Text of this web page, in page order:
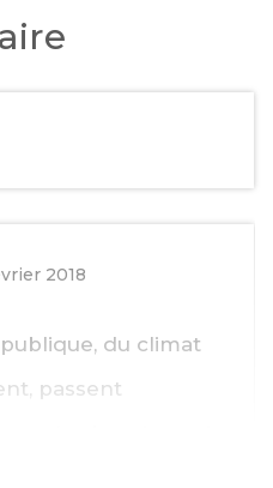
2018
du climat
passent